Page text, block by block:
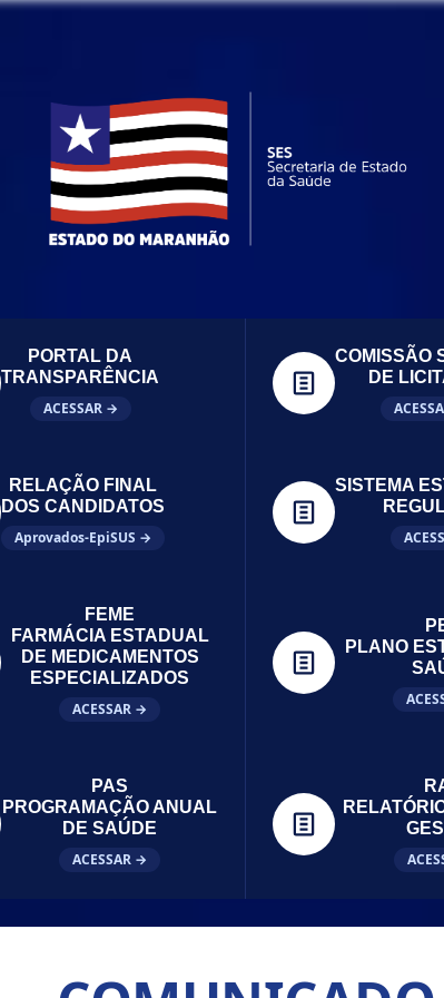
PORTAL DA
TRANSPARÊNCIA
ACESSAR →
COMISSÃO
DE
RELAÇÃO FINAL
DOS CANDIDATOS
Aprovados-EpiSUS →
SISTEMA
FEME
FARMÁCIA ESTADUAL
DE MEDICAMENTOS
ESPECIALIZADOS
ACESSAR →
PLANO
PAS
PROGRAMAÇÃO ANUAL
DE SAÚDE
ACESSAR →